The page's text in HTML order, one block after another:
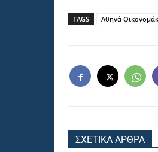
TAGS Αθηνά
ΣΧΕΤΙΚΑ ΑΡΘΡΑ